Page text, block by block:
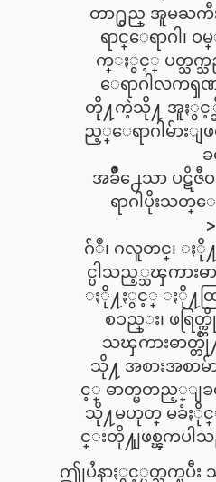
တာ႐ွည္ အူမႀကီ
ရာင္ေရာဂါ၊ ဝ
က္ႏွင့္ ပတ္သက္
ေရာဂါလကၡ
တို႔ကဲ့သို႔ အူႏွင့္
ည့္ေရာဂါမ်ားျ
အခ်ိဳ႕ေသာ ပဋိဇီ
ရာဂါပိုးသတ္
<
ဂ်ံဳ၊ ဂလူတင္၊ ႏို
င္ပါသည့္သၾကားဓ
ႏို႔ႏွင့္ ႏို႔ထြ
စၥည္း၊ ဖရြတ္က္
သၾကားဓာတ္
သို႔ အစားအစာမ်
င့္ ဓာတ္မတည့္ျခ
သို႔မဟုတ္ မခံႏို
င္းတို႔ျဖစ္ၾကပါ
ဤျပႆနာႏွင့္ပတ္သက္ၿပီး